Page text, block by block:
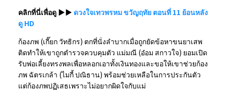
คลิกที่นี่เพื่อดู ▶▶ ดวงใจเทวพรหม ขวัญฤทัย ตอนที่ 11 ย้อนหลัง
ดู HD
ก้องภพ (เกี๊ยก วัทธิกร) ตกที่นั่งลำบากเมื่อถูกยัดข้อหาขนยาเสพ
ติดทำให้เขาถูกตำรวจควบคุมตัว แม่มณี (อ๋อม สกาวใจ) ยอมเปิด
รับพ่อเลี้ยงทรงพลเพื่อหลอกเอาทั้งเงินทองและขอให้เขาช่วยก้อง
ภพ ฉัตรเกล้า (ไมกี้ ปณิธาน) พร้อมช่วยเหลือในการประกันตัว
แต่ก้องภพปฏิเสธเพราะไม่อยากผิดใจกับแม่